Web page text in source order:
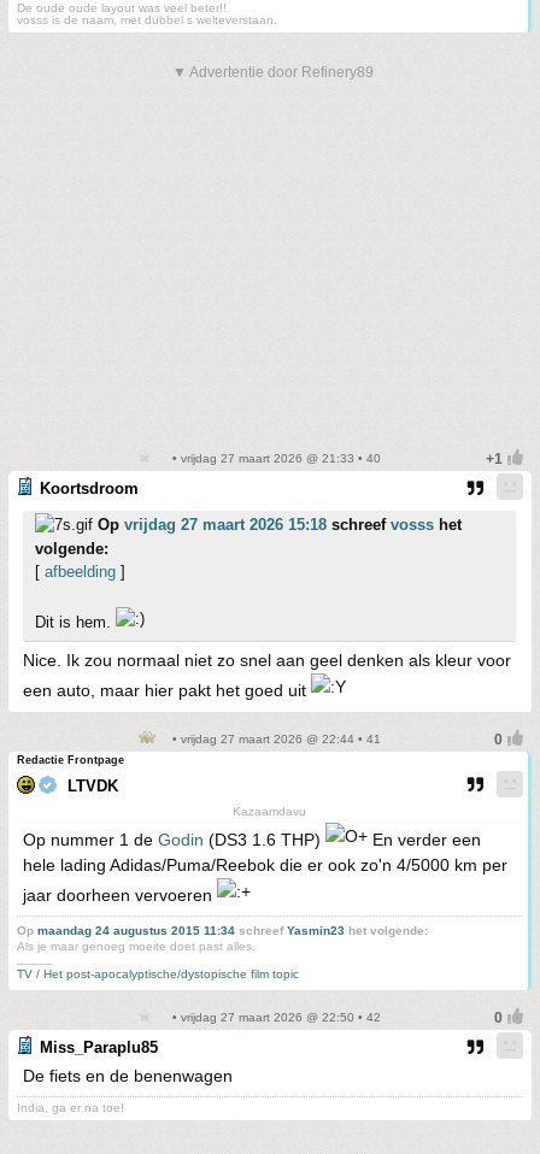
De oude oude layout was veel beter!!
vosss is de naam, met dubbel s welteverstaan.
▼ Advertentie door Refinery89
• vrijdag 27 maart 2026 @ 21:33 • 40
Koortsdroom
Op vrijdag 27 maart 2026 15:18 schreef vosss het
volgende:
[ afbeelding ]
Dit is hem.
Nice. Ik zou normaal niet zo snel aan geel denken als kleur voor
een auto, maar hier pakt het goed uit
• vrijdag 27 maart 2026 @ 22:44 • 41
Redactie Frontpage
LTVDK
Kazaamdavu
Op nummer 1 de Godin (DS3 1.6 THP)
En verder een
hele lading Adidas/Puma/Reebok die er ook zo'n 4/5000 km per
jaar doorheen vervoeren
Op maandag 24 augustus 2015 11:34 schreefYasmin23 het volgende:
Als je maar genoeg moeite doet past alles.
TV / Het post-apocalyptische/dystopische film topic
• vrijdag 27 maart 2026 @ 22:50 • 42
Miss_Paraplu85
De fiets en de benenwagen
India, ga er na toe!